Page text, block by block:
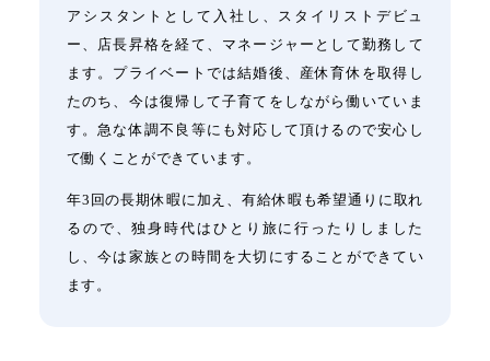
アシスタントとして入社し、スタイリストデビュ
ー、店長昇格を経て、マネージャーとして勤務して
ます。プライベートでは結婚後、産休育休を取得し
たのち、今は復帰して子育てをしながら働いていま
す。急な体調不良等にも対応して頂けるので安心し
て働くことができています。
年3回の長期休暇に加え、有給休暇も希望通りに取れ
るので、独身時代はひとり旅に行ったりしました
し、今は家族との時間を大切にすることができてい
ます。